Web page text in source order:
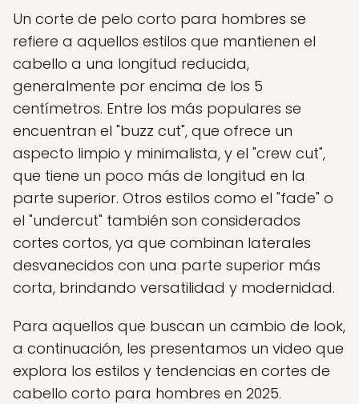
Un corte de pelo corto para hombres se
refiere a aquellos estilos que mantienen el
cabello a una longitud reducida,
generalmente por encima de los 5
centímetros. Entre los más populares se
encuentran el "buzz cut", que ofrece un
aspecto limpio y minimalista, y el "crew cut",
que tiene un poco más de longitud en la
parte superior. Otros estilos como el "fade" o
el "undercut" también son considerados
cortes cortos, ya que combinan laterales
desvanecidos con una parte superior más
corta, brindando versatilidad y modernidad.
Para aquellos que buscan un cambio de look,
a continuación, les presentamos un video que
explora los estilos y tendencias en cortes de
cabello corto para hombres en 2025.